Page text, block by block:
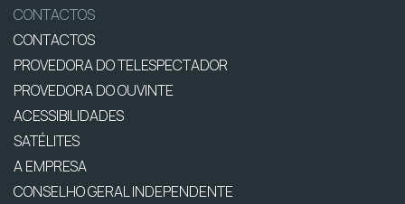
CONTACTOS
CONTACTOS
PROVEDORA DO TELESPECTADOR
PROVEDORA DO OUVINTE
ACESSIBILIDADES
SATÉLITES
A EMPRESA
CONSELHO GERAL INDEPENDENTE